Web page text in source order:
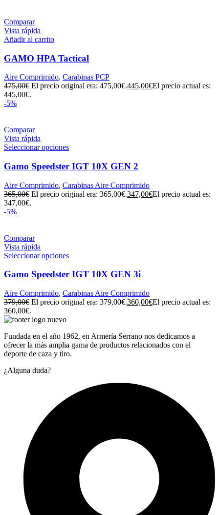
Comparar
Vista rápida
Añadir al carrito
GAMO HPA Tactical
Aire Comprimido, Carabinas PCP
475,00€ El precio original era: 475,00€.445,00€El precio actual es:
445,00€.
-5%
Comparar
Vista rápida
Seleccionar opciones
Gamo Speedster IGT 10X GEN 2
Aire Comprimido, Carabinas Aire Comprimido
365,00€ El precio original era: 365,00€.347,00€El precio actual es:
347,00€.
-5%
Comparar
Vista rápida
Seleccionar opciones
Gamo Speedster IGT 10X GEN 3i
Aire Comprimido, Carabinas Aire Comprimido
379,00€ El precio original era: 379,00€.360,00€El precio actual es:
360,00€.
Fundada en el año 1962, en Armería Serrano nos dedicamos a
ofrecer la más amplia gama de productos relacionados con el
deporte de caza y tiro.
¿Alguna duda?